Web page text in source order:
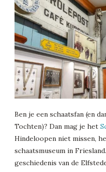
Ben je een schaatsfan (en
Tochten)? Dan mag je het
Hindeloopen niet missen,
schaatsmuseum in
geschiedenis van de